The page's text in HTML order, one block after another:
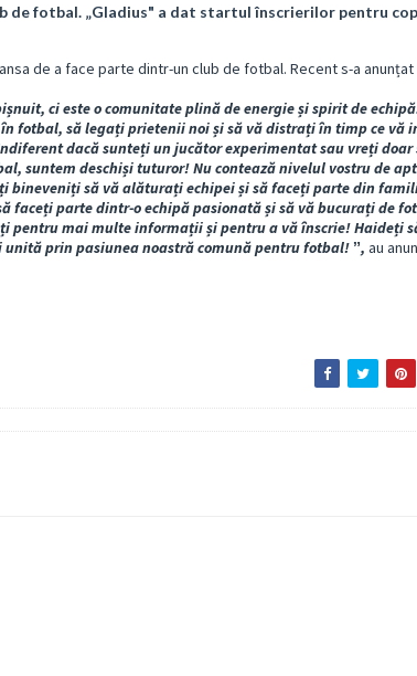
de fotbal. „Gladius" a dat startul înscrierilor pentru
de a face parte dintr-un club de fotbal. Recent s-a anunțat
ci este o comunitate plină de energie și spirit de
fotbal, să legați prietenii noi și să vă distrați în timp ce vă
dacă sunteți un jucător experimentat sau vreți doar
suntem deschiși tuturor! Nu contează nivelul vostru de
bineveniți să vă alăturați echipei și să faceți parte din
faceți parte dintr-o echipă pasionată și să vă bucurați de
pentru mai multe informații și pentru a vă înscrie! Haideți
prin pasiunea noastră comună pentru fotbal! ˮ, au